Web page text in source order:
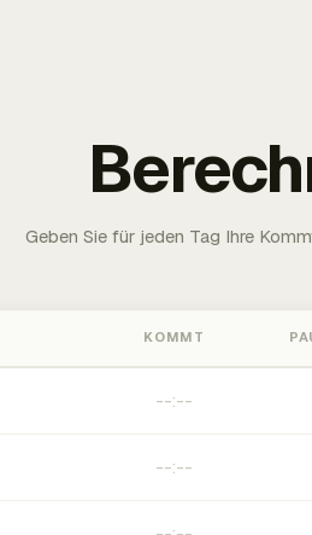
Geben Sie für jeden Tag Ihre
KOMMT